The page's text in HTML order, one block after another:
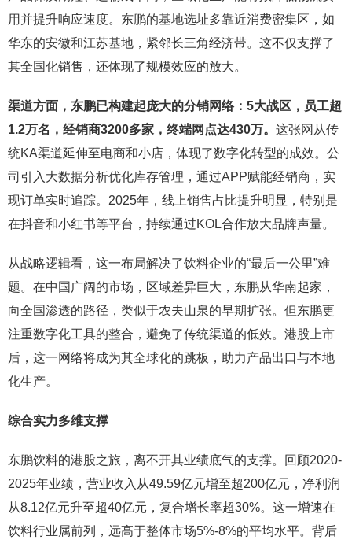
用并提升响应速度。东鹏的基地选址多靠近消费密集区，如
华东的安徽和江苏基地，紧邻长三角经济带。这不仅支撑了
其全国化销售，还体现了规模效应的放大。
渠道方面，东鹏已构建起庞大的分销网络：5大战区，员工超
1.2万名，经销商3200多家，终端网点达430万。 这张网从传
统KA渠道延伸至电商和小店，体现了数字化转型的成效。公
司引入大数据分析优化库存管理，通过APP赋能经销商，实
现订单实时追踪。2025年，线上销售占比提升明显，特别是
在抖音和小红书等平台，持续通过KOL合作放大品牌声量。
从战略逻辑看，这一布局解决了饮料企业的“最后一公里”难
题。在中国广阔的市场，区域差异巨大，东鹏从华南起家，
向全国渗透的路径，类似于农夫山泉的早期扩张。但东鹏更
注重数字化工具的整合，避免了传统渠道的低效。港股上市
后，这一网络将成为其全球化的跳板，助力产品出口与本地
化生产。
综合实力多维支撑
东鹏饮料的港股之旅，离不开其业绩底气的支撑。回顾2020-
2025年业绩，营业收入从49.59亿元增至超200亿元，净利润
从8.12亿元升至超40亿元，复合增长率超30%。这一增速在
饮料行业属前列，远高于整体市场5%-8%的平均水平。背后